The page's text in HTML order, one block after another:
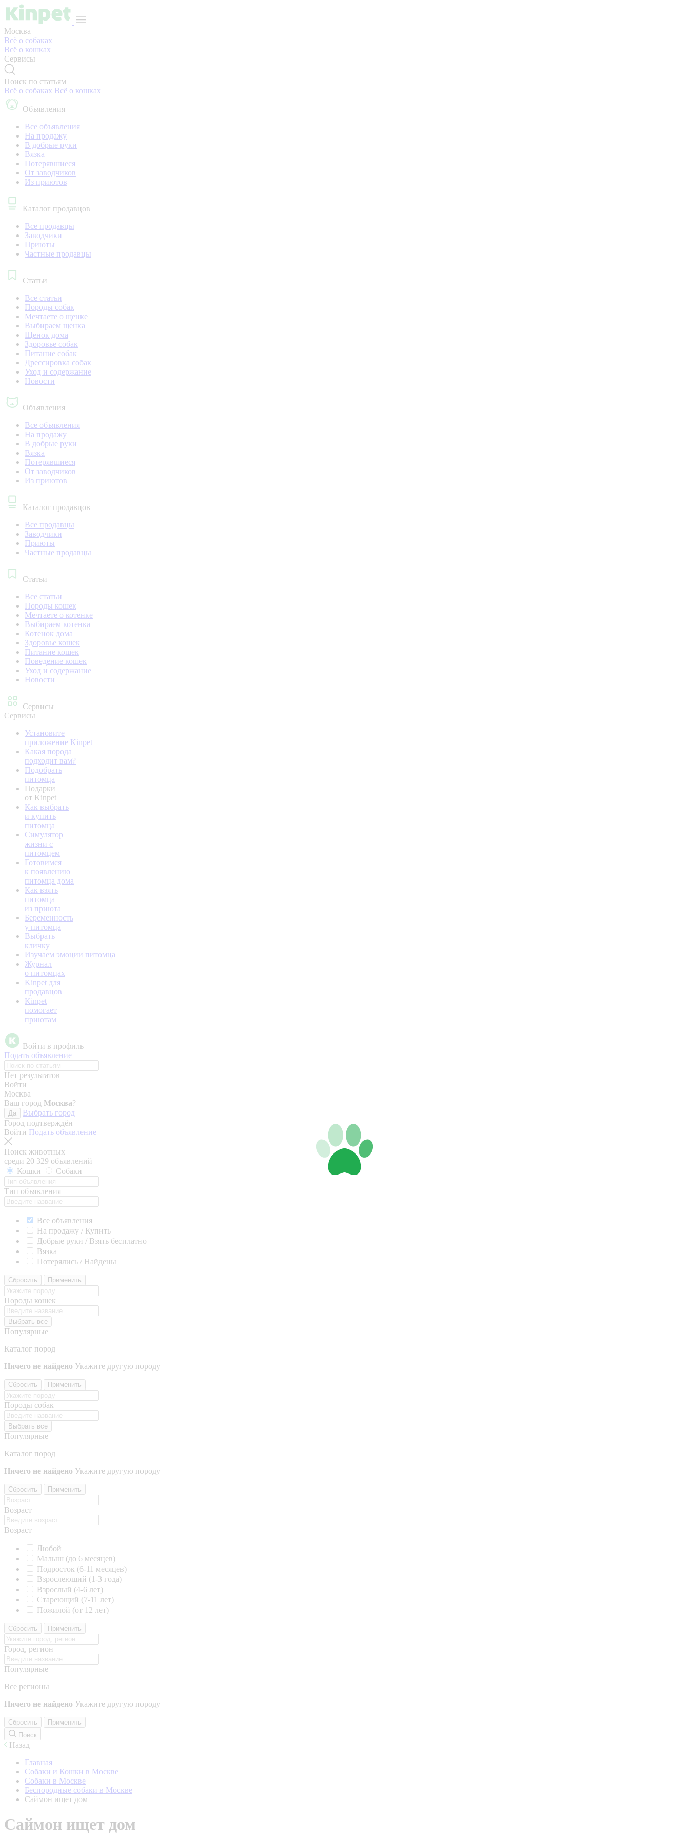
Москва
Всё о собаках
Всё о кошках
Сервисы
Поиск по статьям
Всё о собаках Всё о кошках
Объявления
Все объявления
На продажу
В добрые руки
Вязка
Потерявшиеся
От заводчиков
Из приютов
Каталог продавцов
Все продавцы
Заводчики
Приюты
Частные продавцы
Статьи
Все статьи
Породы собак
Мечтаете о щенке
Выбираем щенка
Щенок дома
Здоровье собак
Питание собак
Дрессировка собак
Уход и содержание
Новости
Объявления
Все объявления
На продажу
В добрые руки
Вязка
Потерявшиеся
От заводчиков
Из приютов
Каталог продавцов
Все продавцы
Заводчики
Приюты
Частные продавцы
Статьи
Все статьи
Породы кошек
Мечтаете о котенке
Выбираем котенка
Котенок дома
Здоровье кошек
Питание кошек
Поведение кошек
Уход и содержание
Новости
Сервисы
Сервисы
Установите
приложение Kinpet
Какая порода
подходит вам?
Подобрать
питомца
Подарки
от Kinpet
Как выбрать
и купить
питомца
Симулятор
жизни с
питомцем
Готовимся
к появлению
питомца дома
Как взять
питомца
из приюта
Беременность
у питомца
Выбрать
кличку
Изучаем эмоции питомца
Журнал
о питомцах
Kinpet для
продавцов
Kinpet
помогает
приютам
Войти в профиль
Подать объявление
Нет результатов
Войти
Москва
Ваш город Москва?
Да
Выбрать город
Город подтверждён
Войти Подать объявление
Поиск животных
среди 20 329 объявлений
Кошки
Собаки
Тип объявления
Все объявления
На продажу / Купить
Добрые руки / Взять бесплатно
Вязка
Потерялись / Найдены
Сбросить Применить
Породы кошек
Выбрать все
Популярные
Каталог пород
Ничего не найдено Укажите другую породу
Сбросить Применить
Породы собак
Выбрать все
Популярные
Каталог пород
Ничего не найдено Укажите другую породу
Сбросить Применить
Возраст
Возраст
Любой
Малыш (до 6 месяцев)
Подросток (6-11 месяцев)
Взрослеющий (1-3 года)
Взрослый (4-6 лет)
Стареющий (7-11 лет)
Пожилой (от 12 лет)
Сбросить Применить
Город, регион
Популярные
Все регионы
Ничего не найдено Укажите другую породу
Сбросить
Применить
Поиск
Назад
Главная
Собаки и Кошки в Москве
Собаки в Москве
Беспородные собаки в Москве
Саймон ищет дом
Саймон ищет дом